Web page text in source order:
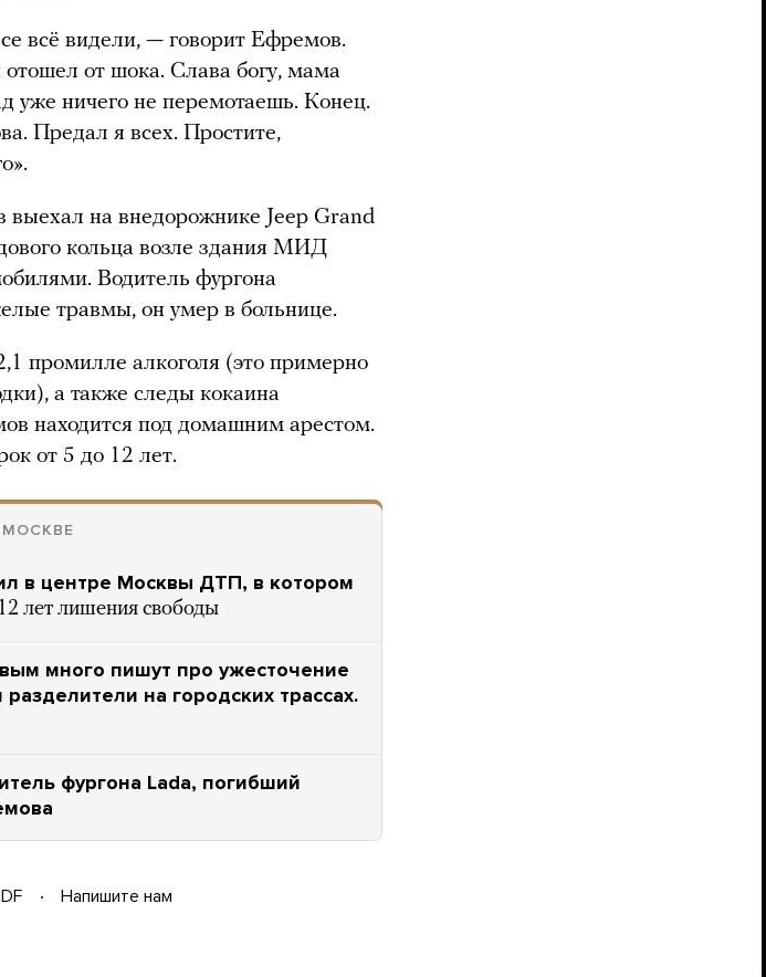
всё видели, — говорит Ефремов.
от шока. Слава богу, мама
уже ничего не перемотаешь. Конец.
Предал я всех. Простите,
на внедорожнике Jeep Grand
кольца возле здания МИД
Водитель фургона
травмы, он умер в больнице.
промилле алкоголя (это примерно
а также следы кокаина
находится под домашним арестом.
от 5 до 12 лет.
в центре Москвы ДТП, в котором
лет лишения свободы
много пишут про ужесточение
на городских трассах.
фургона Lada, погибший
Напишите нам